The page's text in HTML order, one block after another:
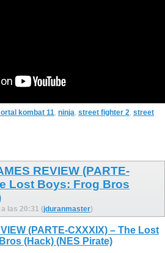
kombat 11 ninja street fighter 2 street
REVIEW (PARTE-
Lost Boys: Frog Bros
las 20:31 (jduranmaster)
(PARTE-CXXXIX) – The Lost
(Hack) (NES Pirate)